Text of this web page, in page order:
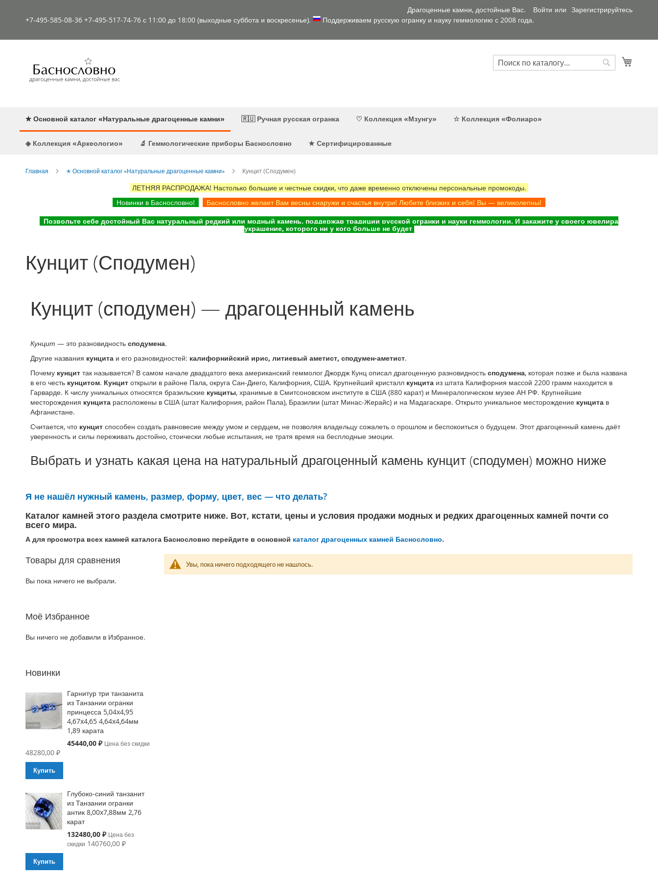
содержимому
Драгоценные камни, достойные Вас. Войти
Зарегистрируйтесь
+7-495-585-08-36 +7-495-517-74-76 с 11:00 до 18:00 (выходные суббота и воскресенье). Поддерживаем русскую огранку и науку геммологию с 2008 года.
Искать
Искать
✭ Основной каталог «Натуральные драгоценные камни» 🇷🇺 Ручная русская огранка ♡ Коллекция «Мзунгу» ☆ Коллекция «Фолиаро»
◈ Коллекция «Аркеологио» 🔬 Геммологические приборы Баснословно ★ Сертифицированные
Главная ✭ Основной каталог «Натуральные драгоценные камни» Кунцит (Сподумен)
ЛЕТНЯЯ РАСПРОДАЖА! Настолько большие и честные скидки, что даже временно отключены персональные промокоды.
Новинки в Баснословно!
Баснословно желает Вам весны снаружи и счастья внутри! Любите близких и себя! Вы — великолепны!
Позвольте себе достойный Вас натуральный редкий или модный камень, поддержав традиции русской огранки и науки геммологии. И закажите у своего ювелира
украшение, которого ни у кого больше не будет
Кунцит (Сподумен)
Кунцит (сподумен) — драгоценный камень
Кунцит — это разновидность сподумена.
Другие названия кунцита и его разновидностей: калифорнийский ирис, литиевый аметист, сподумен-аметист.
Почему кунцит так называется? В самом начале двадцатого века американский геммолог Джордж Кунц описал драгоценную разновидность сподумена, которая позже и была названа
в его честь кунцитом. Кунцит открыли в районе Пала, округа Сан-Диего, Калифорния, США. Крупнейший кристалл кунцита из штата Калифорния массой 2200 грамм находится в
Гарварде. К числу уникальных относятся бразильские кунциты, хранимые в Смитсоновском институте в США (880 карат) и Минералогическом музее АН РФ. Крупнейшие
месторождения кунцита расположены в США (штат Калифорния, район Пала), Бразилии (штат Минас-Жерайс) и на Мадагаскаре. Открыто уникальное месторождение кунцита в
Афганистане.
Считается, что кунцит способен создать равновесие между умом и сердцем, не позволяя владельцу сожалеть о прошлом и беспокоиться о будущем. Этот драгоценный камень даёт
уверенность и силы переживать достойно, стоически любые испытания, не тратя время на бесплодные эмоции.
Выбрать и узнать какая цена на натуральный драгоценный камень кунцит (сподумен) можно ниже
Я не нашёл нужный камень, размер, форму, цвет, вес — что делать?
Каталог камней этого раздела смотрите ниже. Вот, кстати, цены и условия продажи модных и редких драгоценных камней почти со
всего мира.
А для просмотра всех камней каталога Баснословно перейдите в основной каталог драгоценных камней Баснословно.
Увы, пока ничего подходящего не нашлось.
Товары для сравнения
Вы пока ничего не выбрали.
Моё Избранное
Вы ничего не добавили в Избранное.
Новинки
Гарнитур три танзанита
из Танзании огранки
принцесса 5,04x4,95
4,67x4,65 4,64x4,64мм
1,89 карата
Special
45440,00 ₽ Цена без скидки
48280,00 ₽
Купить
Глубоко-синий танзанит
из Танзании огранки
антик 8,00x7,88мм 2,76
карат
Special
132480,00 ₽ Цена без
скидки 140760,00 ₽
Купить